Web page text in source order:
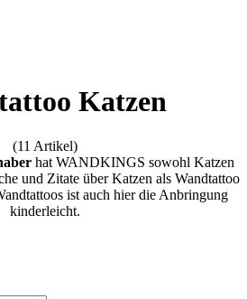
Katzen
(11 Artikel)
hat WANDKINGS sowohl Katzen
und Zitate über Katzen als Wandtattoo
ist auch hier die Anbringung
kinderleicht.